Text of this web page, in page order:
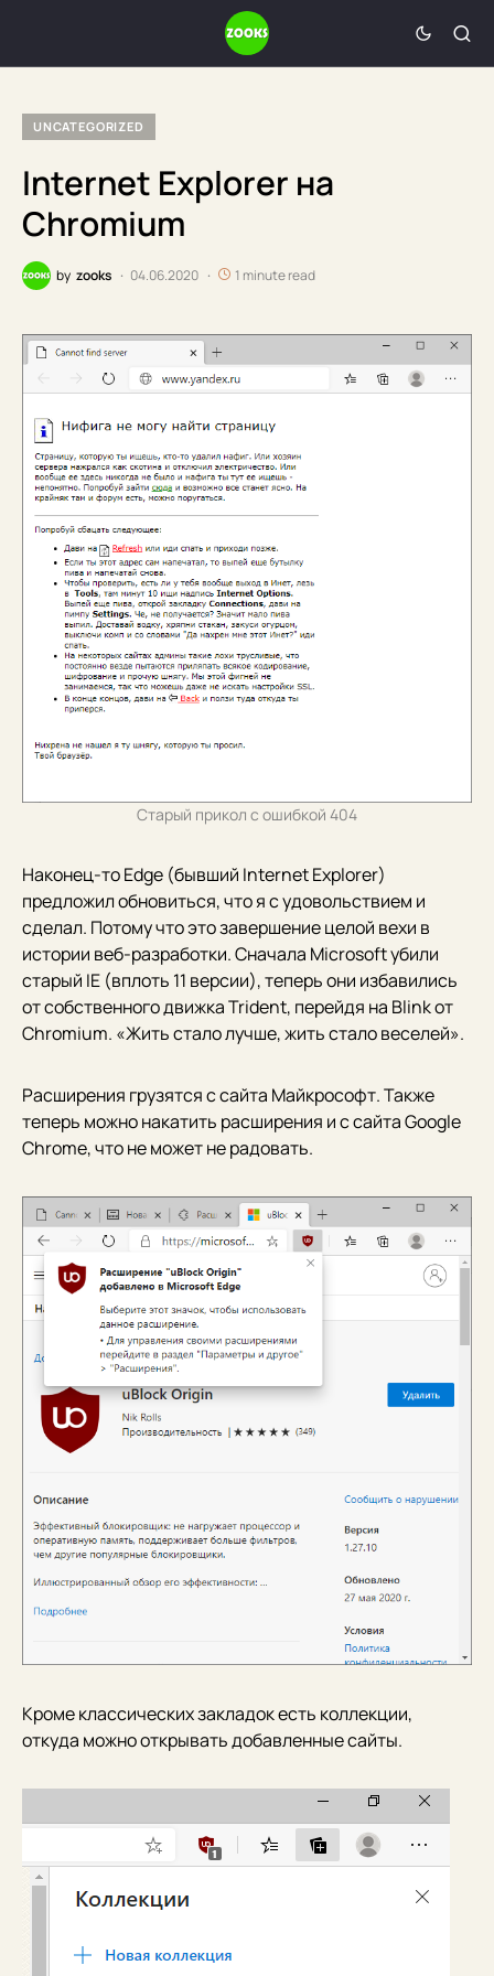
UNCATEGORIZED
Internet Explorer на
Chromium
by zooks 04.06.2020 1 minute read
Старый прикол с ошибкой 404
Наконец-то Edge (бывший Internet Explorer)
предложил обновиться, что я с удовольствием и
сделал. Потому что это завершение целой вехи в
истории веб-разработки. Сначала Microsoft убили
старый IE (вплоть 11 версии), теперь они избавились
от собственного движка Trident, перейдя на Blink от
Chromium. «Жить стало лучше, жить стало веселей».
Расширения грузятся с сайта Майкрософт. Также
теперь можно накатить расширения и с сайта Google
Chrome, что не может не радовать.
Кроме классических закладок есть коллекции,
откуда можно открывать добавленные сайты.